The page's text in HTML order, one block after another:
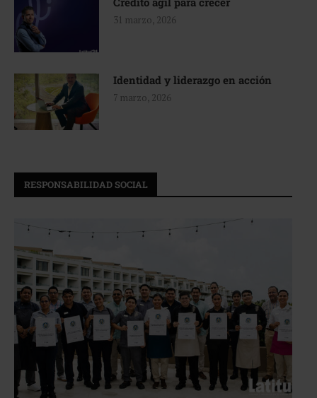
31 marzo, 2026
Identidad y liderazgo en acción
7 marzo, 2026
RESPONSABILIDAD SOCIAL